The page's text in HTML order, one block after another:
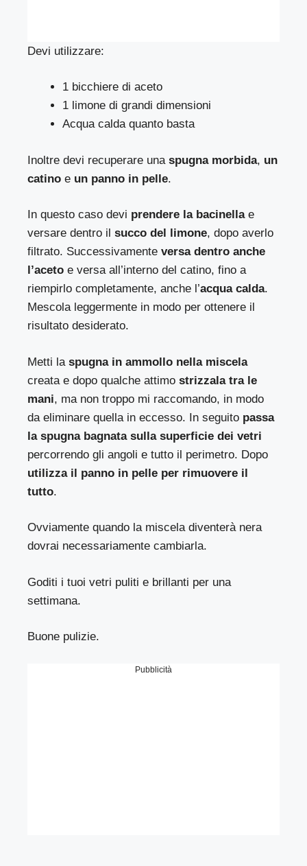
Devi utilizzare:
1 bicchiere di aceto
1 limone di grandi dimensioni
Acqua calda quanto basta
Inoltre devi recuperare unaspugna morbida, un
catino e un panno in pelle.
In questo caso devi prendere la bacinellae
versare dentro ilsucco del limone, dopo averlo
filtrato. Successivamente versa dentro anche
l’aceto e versa all’interno del catino, fino a
riempirlo completamente, anche l’acqua calda.
Mescola leggermente in modo per ottenere il
risultato desiderato.
Metti la spugna in ammollo nella miscela
creata e dopo qualche attimo strizzala tra le
mani, ma non troppo mi raccomando, in modo
da eliminare quella in eccesso. In seguito passa
la spugna bagnata sulla superficie dei vetri
percorrendo gli angoli e tutto il perimetro. Dopo
utilizza il panno in pelle per rimuovere il
tutto.
Ovviamente quando la miscela diventerà nera
dovrai necessariamente cambiarla.
Goditi i tuoi vetri puliti e brillanti per una
settimana.
Buone pulizie.
Pubblicità